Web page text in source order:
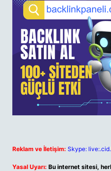
Reklam ve İletişim: Skype:
Yasal Uyarı: Bu internet sitesi,